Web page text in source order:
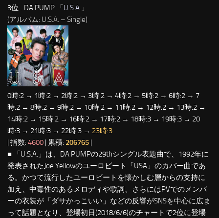
3位…DA PUMP 「 U.S.A. 」
(アルバム: U.S.A. – Single)
0時:2 → 1時:2 → 2時:2 → 3時:2 → 4時:2 → 5時:2 → 6時:2 → 7
時:2 → 8時:2 → 9時:2 → 10時:2 → 11時:2 → 12時:2 → 13時:2 →
14時:2 → 15時:2 → 16時:2 → 17時:2 → 18時:3 → 19時:3 → 20
時:3 → 21時:3 → 22時:3 → 23時:3
| 指数: 4600 | 累積: 206765
■ 「U.S.A.」は、DA PUMPの29thシングル表題曲で、1992年に
発表されたJoe Yellowのユーロビート「USA」のカバー曲であ
る。かつて流行したユーロビートを懐かしむ層からの支持に
加え、中毒性のあるメロディや歌詞、さらにはPVでのメンバ
ーの衣装が「ダサかっこいい」などの反響がSNSを中心に広ま
って話題となり、登場初日(2018/6/6)のチャートで2位に登場